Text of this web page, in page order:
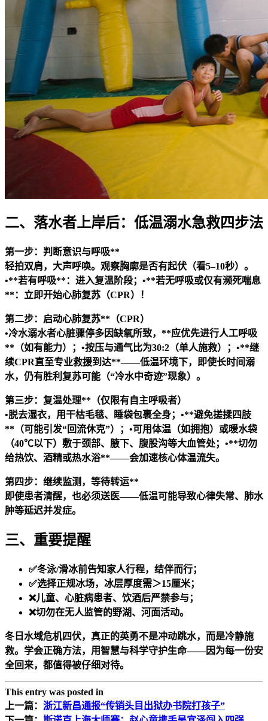
二、落水者上岸后：低温溺水急救四步法
第一步：判断意识与呼吸**
轻拍双肩，大声呼唤。观察胸廓是否有起伏（看5–10秒）。
•**若有呼吸**：进入复温阶段；•**若无呼吸或仅有濒死喘息
**：立即开始心肺复苏（CPR）！
第二步：启动心肺复苏**（CPR）
•冷水溺水者心脏骤停多因缺氧所致，**应优先进行人工呼吸
**（如有能力）；•按压与通气比为30:2（单人施救）；•**继
续CPR直至专业救援到达**——低温环境下，即使长时间溺
水，仍有胜利复苏可能（“冷水中奇迹”现象）。
第三步：复温处理**（仅限有自主呼吸者）
•脱去湿衣，用干枯毛毯、睡袋包裹全身；•**避免搓揉四肢
**（可能引发“回流休克”）；•可用体温（如拥抱）或暖水袋
（40℃以下）敷于颈部、腋下、腹股沟等大血管处；•**切勿
给热饮、酒精或热水浴**——会加速核心体温流失。
第四步：继续监测，等待转运**
即使患者清醒，也必须送医——低温可能导致心律失常、肺水
肿等延迟并发症。
三、重要提醒
✅冬泳/滑冰前告知家人行程，结伴而行；
✅选择正规冰场，冰层厚度需＞15厘米；
❌儿童、心脏病患者、饮酒后严禁参与；
❌切勿在无人监管的野湖、河面活动。
冬日水域危机四伏，真正的英勇不是冲动跳水，而是冷静施
救。学会正确方法，用智慧与科学守护生命——因为每一份安
全回来，都值得被仔细对待。
This entry was posted in
上一篇： 浙江新昌通报“传销头目出狱办书院打孩子”